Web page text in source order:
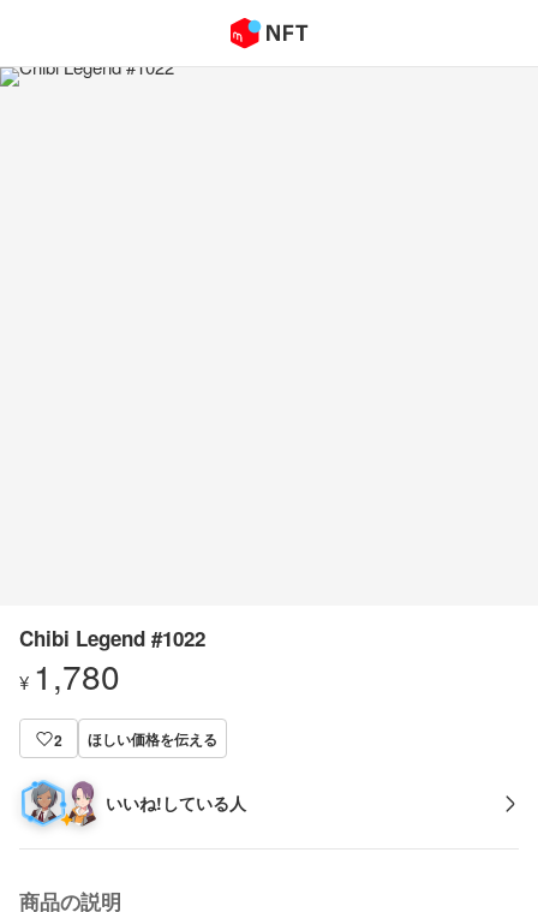
Chibi Legend #1022
¥ 1,780
2 ほしい価格を伝える
いいね!している人
商品の説明